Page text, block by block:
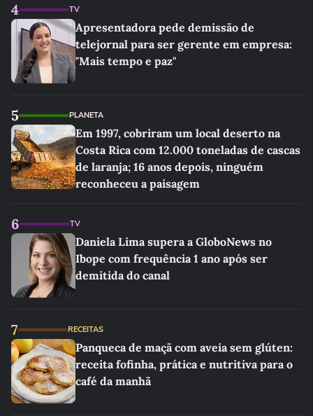
4 TV
Apresentadora pede demissão de
telejornal para ser gerente em empresa:
"Mais tempo e paz"
5 PLANETA
Em 1997, cobriram um local deserto na
Costa Rica com 12.000 toneladas de cascas
de laranja; 16 anos depois, ninguém
reconheceu a paisagem
6 TV
Daniela Lima supera a GloboNews no
Ibope com frequência 1 ano após ser
demitida do canal
7 RECEITAS
Panqueca de maçã com aveia sem glúten:
receita fofinha, prática e nutritiva para o
café da manhã